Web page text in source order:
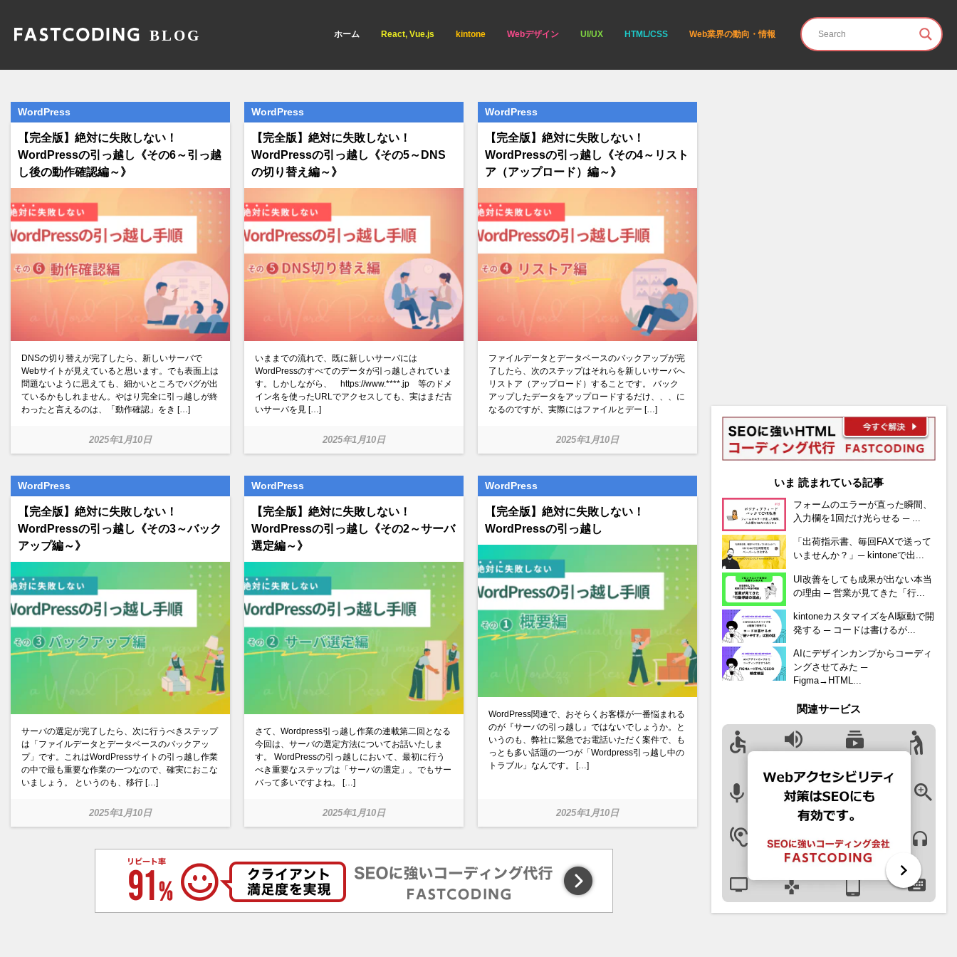
ホーム React, Vue.js kintone Webデザイン UI/UX HTML/CSS Web業界の動向・情報
WordPress
【完全版】絶対に失敗しない！
WordPressの引っ越し《その6～引っ越
し後の動作確認編～》
DNSの切り替えが完了したら、新しいサーバで
Webサイトが見えていると思います。でも表面上は
問題ないように思えても、細かいところでバグが出
ているかもしれません。やはり完全に引っ越しが終
わったと言えるのは、「動作確認」をき […]
2025年1月10日
WordPress
【完全版】絶対に失敗しない！
WordPressの引っ越し《その5～DNS
の切り替え編～》
いままでの流れで、既に新しいサーバには
WordPressのすべてのデータが引っ越しされていま
す。しかしながら、 https://www.****.jp 等のドメ
イン名を使ったURLでアクセスしても、実はまだ古
いサーバを見 […]
2025年1月10日
WordPress
【完全版】絶対に失敗しない！
WordPressの引っ越し《その4～リスト
ア（アップロード）編～》
ファイルデータとデータベースのバックアップが完
了したら、次のステップはそれらを新しいサーバへ
リストア（アップロード）することです。 バック
アップしたデータをアップロードするだけ、、、に
なるのですが、実際にはファイルとデー […]
2025年1月10日
WordPress
【完全版】絶対に失敗しない！
WordPressの引っ越し《その3～バック
アップ編～》
サーバの選定が完了したら、次に行うべきステップ
は「ファイルデータとデータベースのバックアッ
プ」です。これはWordPressサイトの引っ越し作業
の中で最も重要な作業の一つなので、確実におこな
いましょう。 というのも、移行 […]
2025年1月10日
WordPress
【完全版】絶対に失敗しない！
WordPressの引っ越し《その2～サーバ
選定編～》
さて、Wordpress引っ越し作業の連載第二回となる
今回は、サーバの選定方法についてお話いたしま
す。 WordPressの引っ越しにおいて、最初に行う
べき重要なステップは「サーバの選定」。でもサー
バって多いですよね。 […]
2025年1月10日
WordPress
【完全版】絶対に失敗しない！
WordPressの引っ越し
WordPress関連で、おそらくお客様が一番悩まれる
のが『サーバの引っ越し』ではないでしょうか。と
いうのも、弊社に緊急でお電話いただく案件で、も
っとも多い話題の一つが「Wordpress引っ越し中の
トラブル」なんです。 […]
2025年1月10日
いま 読まれている記事
フォームのエラーが直った瞬間、
入力欄を1回だけ光らせる ─ ...
「出荷指示書、毎回FAXで送って
いませんか？」─ kintoneで出...
UI改善をしても成果が出ない本当
の理由 ─ 営業が見てきた「行...
kintoneカスタマイズをAI駆動で開
発する ─ コードは書けるが...
AIにデザインカンプからコーディ
ングさせてみた ─
Figma→HTML...
関連サービス